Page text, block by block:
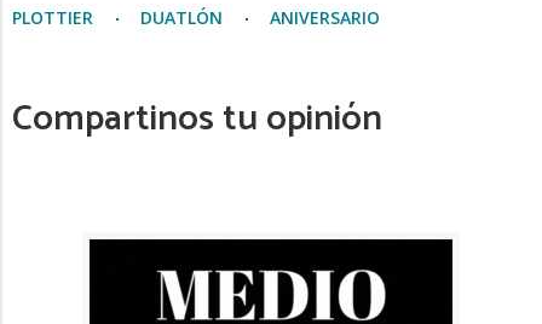
PLOTTIER DUATLÓN ANIVERSARIO
Compartinos tu opinión